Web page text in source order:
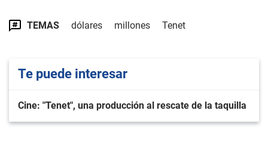
TEMAS dólares millones Tenet
Te puede interesar
Cine: "Tenet", una producción al rescate de la taquilla